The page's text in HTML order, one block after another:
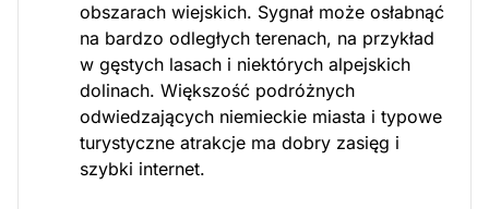
obszarach wiejskich. Sygnał może osłabnąć
na bardzo odległych terenach, na przykład
w gęstych lasach i niektórych alpejskich
dolinach. Większość podróżnych
odwiedzających niemieckie miasta i typowe
turystyczne atrakcje ma dobry zasięg i
szybki internet.